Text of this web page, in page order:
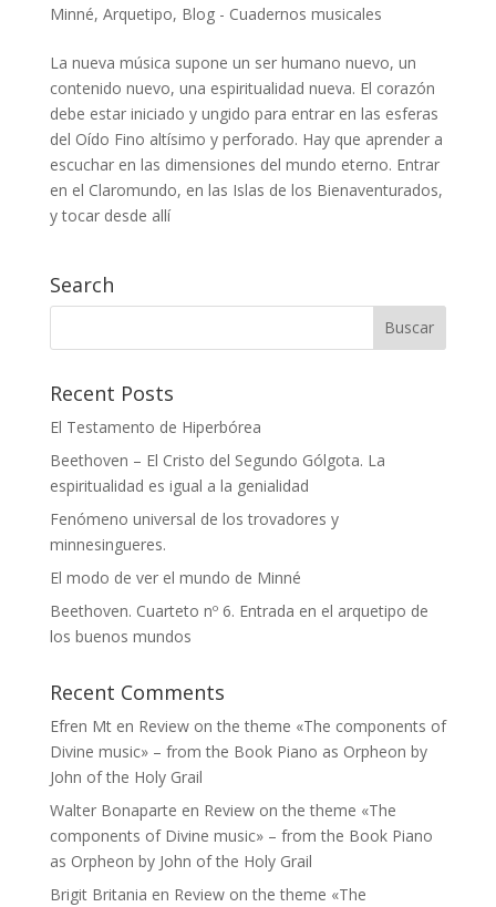
Minné, Arquetipo, Blog - Cuadernos musicales
La nueva música supone un ser humano nuevo, un
contenido nuevo, una espiritualidad nueva. El corazón
debe estar iniciado y ungido para entrar en las esferas
del Oído Fino altísimo y perforado. Hay que aprender a
escuchar en las dimensiones del mundo eterno. Entrar
en el Claromundo, en las Islas de los Bienaventurados,
y tocar desde allí
Search
Recent Posts
El Testamento de Hiperbórea
Beethoven – El Cristo del Segundo Gólgota. La
espiritualidad es igual a la genialidad
Fenómeno universal de los trovadores y
minnesingueres.
El modo de ver el mundo de Minné
Beethoven. Cuarteto nº 6. Entrada en el arquetipo de
los buenos mundos
Recent Comments
Efren Mten Review on the theme «The components of
Divine music» – from the Book Piano as Orpheon by
John of the Holy Grail
Walter Bonaparte en Review on the theme «The
components of Divine music» – from the Book Piano
as Orpheon by John of the Holy Grail
Brigit Britania en Review on the theme «The